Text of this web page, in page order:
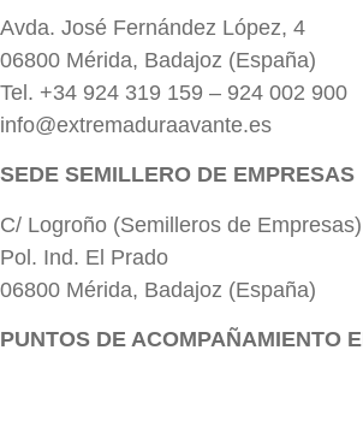
Avda. José Fernández López, 4
06800 Mérida, Badajoz (España)
Tel. +34 924 319 159 – 924 002 900
info@extremaduraavante.es
SEDE SEMILLERO DE EMPRESAS
C/ Logroño (Semilleros de Empresas)
Pol. Ind. El Prado
06800 Mérida, Badajoz (España)
PUNTOS DE ACOMPAÑAMIENTO